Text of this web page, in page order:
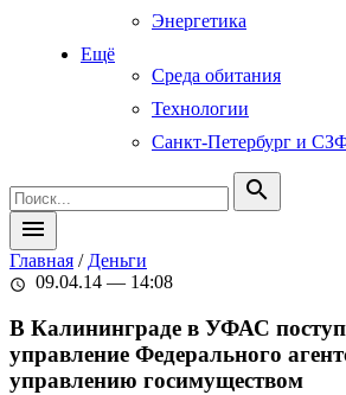
Энергетика
Ещё
Среда обитания
Технологии
Санкт-Петербург и
search
menu
Главная / Деньги
schedule 09.04.14 — 14:08
В Калининграде в УФАС
управление Федерального
управлению госимуществом